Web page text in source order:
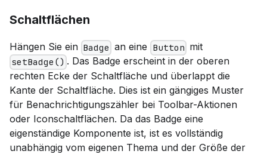
Schaltflächen
Hängen Sie ein Badge an eine Button mit
setBadge() . Das Badge erscheint in der oberen
rechten Ecke der Schaltfläche und überlappt die
Kante der Schaltfläche. Dies ist ein gängiges Muster
für Benachrichtigungszähler bei Toolbar-Aktionen
oder Iconschaltflächen. Da das Badge eine
eigenständige Komponente ist, ist es vollständig
unabhängig vom eigenen Thema und der Größe der